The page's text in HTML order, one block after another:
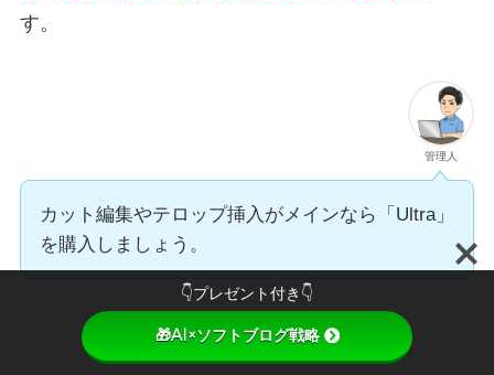
す。
管理人
カット編集やテロップ挿入がメインなら「Ultra」
を購入しましょう。
👇プレゼント付き👇
🎁AI×ソフトブログ戦略